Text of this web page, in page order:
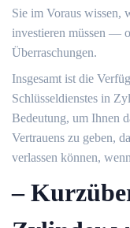
Sie im Voraus wissen,
investieren müssen —
Überraschungen.​
Insgesamt ist die
Schlüsseldienstes in
Bedeutung, um Ihnen
Vertrauens zu geben,
verlassen können,
–